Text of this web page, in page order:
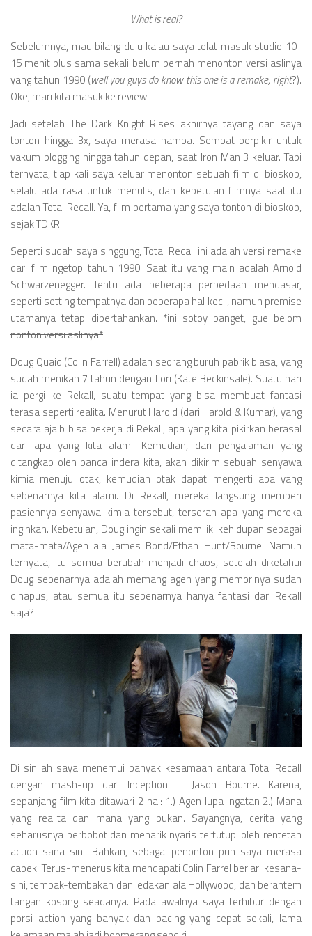
Games
What is real?
Sebelumnya, mau bilang dulu kalau saya telat masuk studio 10-
15 menit plus sama sekali belum pernah menonton versi aslinya
yang tahun 1990 (well you guys do know this one is a remake, right?).
Oke, mari kita masuk ke review.
Jadi setelah The Dark Knight Rises akhirnya tayang dan saya
tonton hingga 3x, saya merasa hampa. Sempat berpikir untuk
vakum blogging hingga tahun depan, saat Iron Man 3 keluar. Tapi
ternyata, tiap kali saya keluar menonton sebuah film di bioskop,
selalu ada rasa untuk menulis, dan kebetulan filmnya saat itu
adalah Total Recall. Ya, film pertama yang saya tonton di bioskop,
sejak TDKR.
Seperti sudah saya singgung, Total Recall ini adalah versi remake
dari film ngetop tahun 1990. Saat itu yang main adalah Arnold
Schwarzenegger. Tentu ada beberapa perbedaan mendasar,
seperti setting tempatnya dan beberapa hal kecil, namun premise
utamanya tetap dipertahankan. *ini sotoy banget, gue belom
nonton versi aslinya*
Doug Quaid (Colin Farrell) adalah seorang buruh pabrik biasa, yang
sudah menikah 7 tahun dengan Lori (Kate Beckinsale). Suatu hari
ia pergi ke Rekall, suatu tempat yang bisa membuat fantasi
terasa seperti realita. Menurut Harold (dari Harold & Kumar), yang
secara ajaib bisa bekerja di Rekall, apa yang kita pikirkan berasal
dari apa yang kita alami. Kemudian, dari pengalaman yang
ditangkap oleh panca indera kita, akan dikirim sebuah senyawa
kimia menuju otak, kemudian otak dapat mengerti apa yang
sebenarnya kita alami. Di Rekall, mereka langsung memberi
pasiennya senyawa kimia tersebut, terserah apa yang mereka
inginkan. Kebetulan, Doug ingin sekali memiliki kehidupan sebagai
mata-mata/Agen ala James Bond/Ethan Hunt/Bourne. Namun
ternyata, itu semua berubah menjadi chaos, setelah diketahui
Doug sebenarnya adalah memang agen yang memorinya sudah
dihapus, atau semua itu sebenarnya hanya fantasi dari Rekall
saja?
Di sinilah saya menemui banyak kesamaan antara Total Recall
dengan mash-up dari Inception + Jason Bourne. Karena,
sepanjang film kita ditawari 2 hal: 1.) Agen lupa ingatan 2.) Mana
yang realita dan mana yang bukan. Sayangnya, cerita yang
seharusnya berbobot dan menarik nyaris tertutupi oleh rentetan
action sana-sini. Bahkan, sebagai penonton pun saya merasa
capek. Terus-menerus kita mendapati Colin Farrel berlari kesana-
sini, tembak-tembakan dan ledakan ala Hollywood, dan berantem
tangan kosong seadanya. Pada awalnya saya terhibur dengan
porsi action yang banyak dan pacing yang cepat sekali, lama